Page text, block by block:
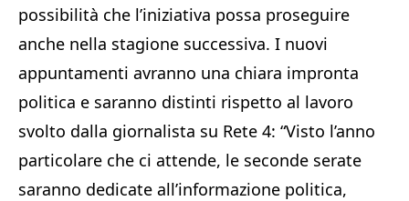
possibilità che l’iniziativa possa proseguire
anche nella stagione successiva. I nuovi
appuntamenti avranno una chiara impronta
politica e saranno distinti rispetto al lavoro
svolto dalla giornalista su Rete 4: “Visto l’anno
particolare che ci attende, le seconde serate
saranno dedicate all’informazione politica,